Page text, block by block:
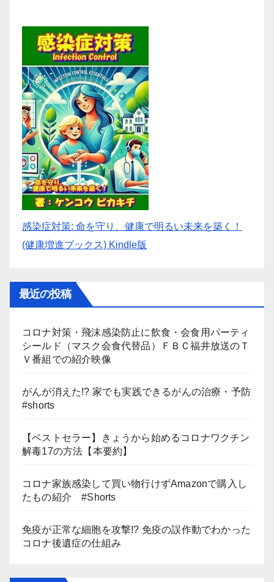
感染症対策: 命を守り、健康で明るい未来を築く！
(健康増進ブックス) Kindle版
最近の投稿
コロナ対策・飛沫感染防止に飲食・会食用パーティ
シールド（マスク会食代替品）ＦＢＣ福井放送のＴ
Ｖ番組での紹介映像
がんが消えた!? 家でも実践できるがんの治療・予防
#shorts
【ベストセラー】きょうから始めるコロナワクチン
解毒17の方法【本要約】
コロナ家族感染して買い物行けずAmazonで購入し
たもの紹介 #Shorts
免疫が正常な細胞を攻撃!? 免疫の誤作動でわかった
コロナ後遺症の仕組み